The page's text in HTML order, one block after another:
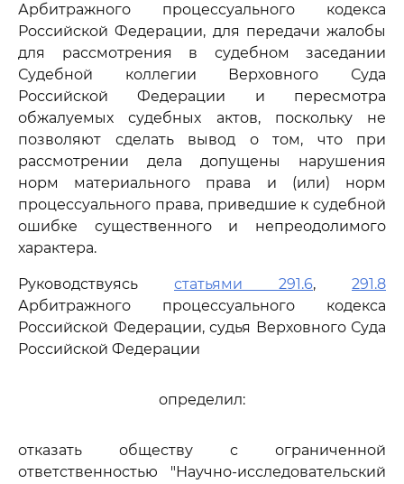
Арбитражного процессуального кодекса
Российской Федерации, для передачи жалобы
для рассмотрения в судебном заседании
Судебной коллегии Верховного Суда
Российской Федерации и пересмотра
обжалуемых судебных актов, поскольку не
позволяют сделать вывод о том, что при
рассмотрении дела допущены нарушения
норм материального права и (или) норм
процессуального права, приведшие к судебной
ошибке существенного и непреодолимого
характера.
Руководствуясь статьями 291.6, 291.8
Арбитражного процессуального кодекса
Российской Федерации, судья Верховного Суда
Российской Федерации
определил:
отказать обществу с ограниченной
ответственностью "Научно-исследовательский